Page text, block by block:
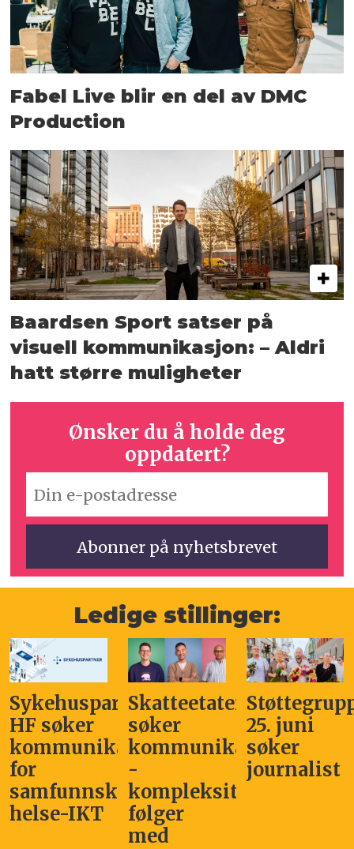
Fabel Live blir en del av DMC
Production
Baardsen Sport satser på
visuell kommunikasjon: – Aldri
hatt større muligheter
Ønsker du å holde deg
oppdatert?
Ledige stillinger:
Sykehuspartner
HF søker
kommunikasjonssjef
for
samfunnskritisk
helse-IKT
Skatteetaten
søker
kommunikasjonsleder
-
kompleksitet
følger
med
25. juni
søker
journalist